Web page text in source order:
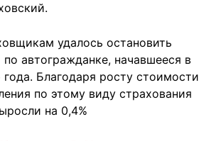
удалось остановить
автогражданке, начавшееся в
Благодаря росту стоимости
по этому виду страхования
на 0,4%